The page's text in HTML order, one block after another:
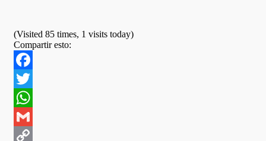
(Visited 85 times, 1 visits today)
Compartir esto:
Facebook
Twitter
WhatsApp
Gmail